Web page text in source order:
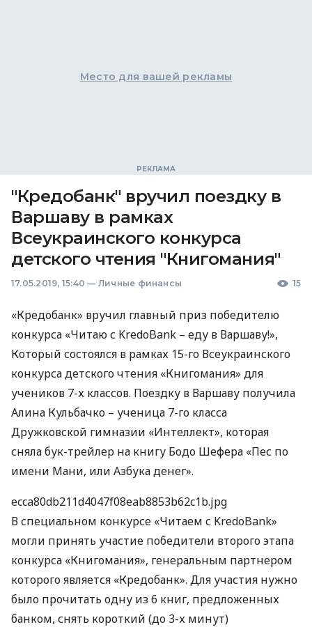
Место для вашей рекламы
"Кредобанк" вручил поездку в
Варшаву в рамках
Всеукраинского конкурса
детского чтения "Книгомания"
17.05.2019, 15:40 — Личные финансы 15
«Кредобанк» вручил главный приз победителю
конкурса «Читаю с KredoBank – еду в Варшаву!»,
Который состоялся в рамках 15-го Всеукраинского
конкурса детского чтения «Книгомания» для
учеников 7-х классов. Поездку в Варшаву получила
Алина Кульбачко – ученица 7-го класса
Дружковской гимназии «Интеллект», которая
сняла бук-трейлер на книгу Бодо Шефера «Пес по
имени Мани, или Азбука денег».
ecca80db211d4047f08eab8853b62c1b.jpg
В специальном конкурсе «Читаем с KredoBank»
могли принять участие победители второго этапа
конкурса «Книгомания», генеральным партнером
которого является «Кредобанк». Для участия нужно
было прочитать одну из 6 книг, предложенных
банком, снять короткий (до 3-х минут)